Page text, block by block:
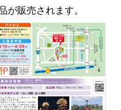
が販売されます。